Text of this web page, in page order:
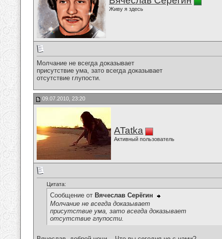
Живу я здесь
Молчание не всегда доказывает
присутствие ума, зато всегда доказывает
отсутствие глупости.
09.07.2010, 23:20
ATatka
Активный пользователь
Цитата:
Сообщение от Вячеслав Серёгин
Молчание не всегда доказывает
присутствие ума, зато всегда доказывает
отсутствие глупости.